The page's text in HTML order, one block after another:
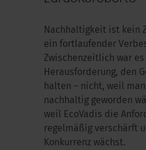
Nachhaltigkeit ist kein
ein fortlaufender
Zwischenzeitlich war
Herausforderung, den
halten – nicht, weil
nachhaltig geworden
weil EcoVadis die
regelmäßig verschärft
Konkurrenz wächst.